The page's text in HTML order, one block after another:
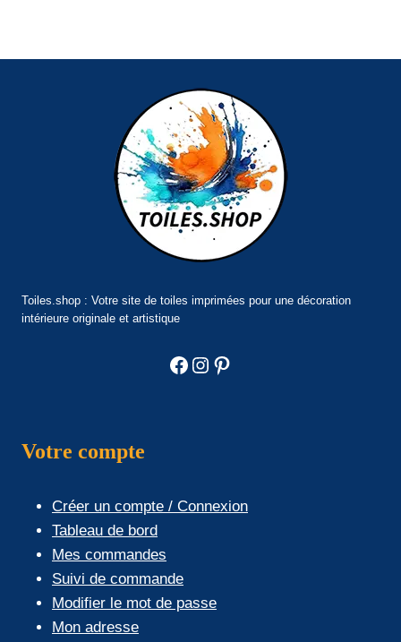
Toiles.shop : Votre site de toiles imprimées pour une décoration
intérieure originale et artistique
Facebook
Instagram
Pinterest
Votre compte
Créer un compte / Connexion
Tableau de bord
Mes commandes
Suivi de commande
Modifier le mot de passe
Mon adresse